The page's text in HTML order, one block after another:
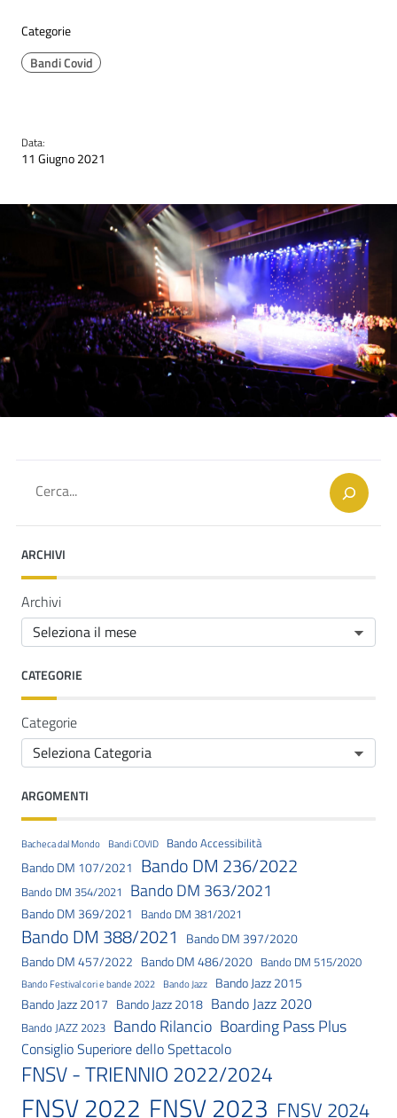
Categorie
Bandi Covid
Data:
11 Giugno 2021
Cerca
ARCHIVI
Archivi
CATEGORIE
Categorie
ARGOMENTI
Bacheca dal Mondo Bandi COVID Bando Accessibilità
Bando DM 107/2021 Bando DM 236/2022
Bando DM 354/2021 Bando DM 363/2021
Bando DM 369/2021 Bando DM 381/2021
Bando DM 388/2021 Bando DM 397/2020
Bando DM 457/2022 Bando DM 486/2020 Bando DM 515/2020
Bando Festival cori e bande 2022 Bando Jazz
Bando Jazz 2015
Bando Jazz 2017 Bando Jazz 2018 Bando Jazz 2020
Bando JAZZ 2023 Bando Rilancio Boarding Pass Plus
Consiglio Superiore dello Spettacolo
FNSV - TRIENNIO 2022/2024
FNSV 2022 FNSV 2023 FNSV 2024